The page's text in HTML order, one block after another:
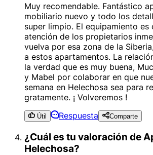
Muy recomendable. Fantástico
mobiliario nuevo y todo los
super limpio. El equipamiento
atención de los propietarios
vuelva por esa zona de la
a estos apartamentos. La
la verdad que es muy buena,
y Mabel por colaborar en que
semana en Helechosa sea para
gratamente. ¡ Volveremos !
Útil Respuesta Comparte
¿Cuál es tu valoración de
Helechosa?